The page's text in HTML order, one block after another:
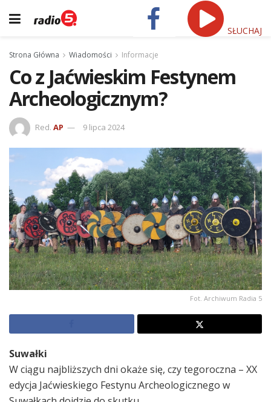
SŁUCHAJ
Strona Główna Wiadomości Informacje
Co z Jaćwieskim Festynem
Archeologicznym?
Red. AP 9 lipca 2024
Fot. Archiwum Radia 5
Suwałki
W ciągu najbliższych dni okaże się, czy tegoroczna – XX
edycja Jaćwieskiego Festynu Archeologicznego w